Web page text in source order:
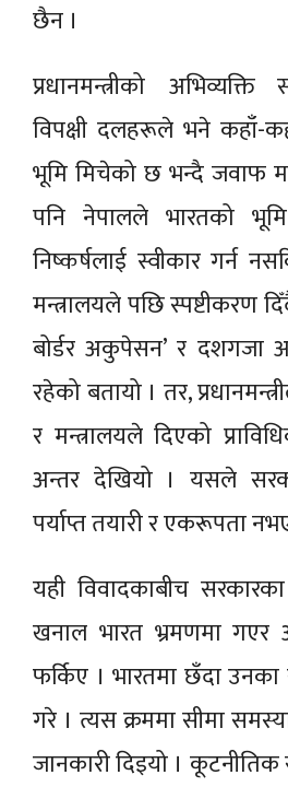
छैन ।
प्रधानमन्त्रीको
विपक्षी दलहरूले भने कहाँ-
भूमि मिचेको छ भन्दै जवाफ
पनि नेपालले भारतको
निष्कर्षलाई स्वीकार गर्न
मन्त्रालयले पछि स्पष्टीकरण
बोर्डर अकुपेसन’ र दशगजा
रहेको बतायो । तर,
र मन्त्रालयले दिएको
अन्तर देखियो । यसले
पर्याप्त तयारी र एकरूपता
यही विवादकाबीच सरकारका
खनाल भारत भ्रमणमा गएर
फर्किए । भारतमा छँदा
गरे । त्यस क्रममा सीमा
जानकारी दिइयो । कूटनीतिक